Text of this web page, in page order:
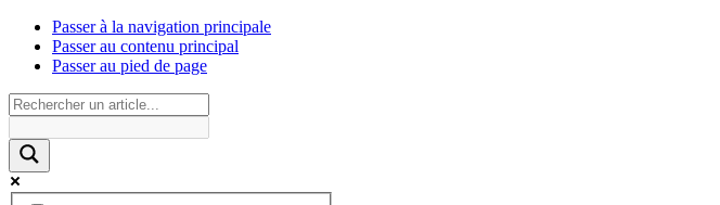
Passer à la navigation principale
Passer au contenu principal
Passer au pied de page